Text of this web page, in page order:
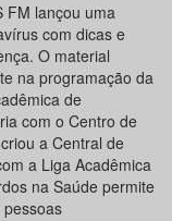
FM lançou uma
com dicas e
O material
na programação da
de
com o Centro de
a Central de
a Liga Acadêmica
na Saúde permite